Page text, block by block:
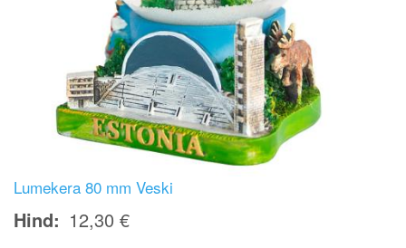
Lumekera 80 mm Veski
Hind 12,30 €